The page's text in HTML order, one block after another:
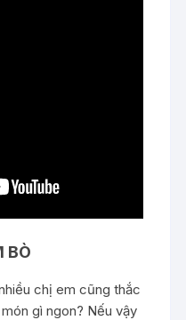
BÒ
chị em cũng thắc
gì ngon? Nếu vậy